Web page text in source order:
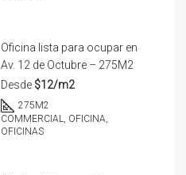
Oficina lista para ocupar en
Av. 12 de Octubre – 275M2
Desde $12/m2
275M2
COMMERCIAL, OFICINA,
OFICINAS